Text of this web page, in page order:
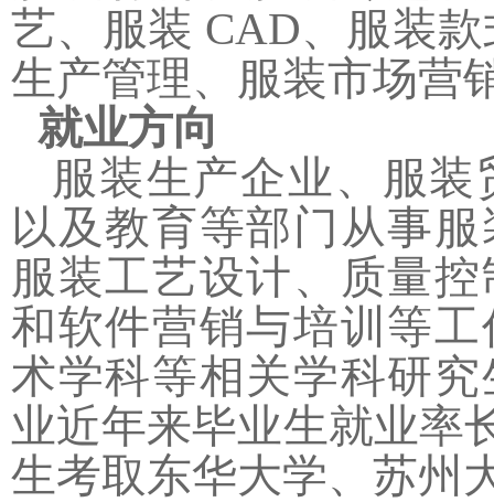
艺、服装 CAD、服装
生产管理、服装市场营
就业方向
服装生产企业、服
以及教育等部门从事
服装工艺设计、质量
和软件营销与培训等
术学科等相关学科研
业近年来毕业生就业率
生考取东华大学、苏州